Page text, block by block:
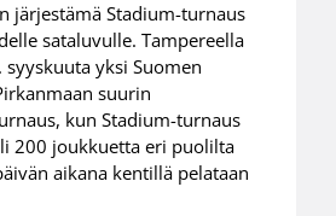
järjestämä Stadium-turnaus
sataluvulle. Tampereella
syyskuuta yksi Suomen
suurin
kun Stadium-turnaus
200 joukkuetta eri puolilta
aikana kentillä pelataan